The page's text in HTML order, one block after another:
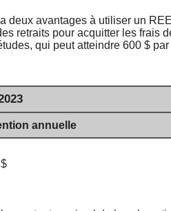
deux avantages à utiliser un
retraits pour acquitter les frais
qui peut atteindre 600 $
annuelle